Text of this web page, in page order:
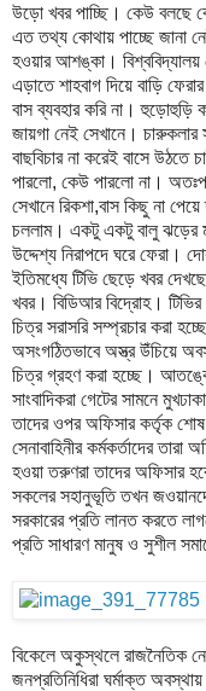
উড়ো খবর পাচ্ছি। কেউ বলছে
এত তথ্য কোথায় পাচ্ছে জানা
হওয়ার আশঙ্কা। বিশ্ববিদ্যালয়
এড়াতে শাহবাগ দিয়ে বাড়ি
বাস ব্যবহার করি না। হুড়োহুড়ি
জায়গা নেই সেখানে। চারুকলার
বাছবিচার না করেই বাসে
পারলো, কেউ পারলো না।
সেখানে রিকশা,বাস কিছু না
চললাম। একটু একটু বালু ঝড়ের
উদ্দেশ্য নিরাপদে ঘরে ফেরা।
ইতিমধ্যে টিভি ছেড়ে খবর
খবর। বিডিআর বিদ্রোহ। টিভির
চিত্র সরাসরি সম্প্রচার করা
অসংগঠিতভাবে অস্ত্র উঁচিয়ে
চিত্র গ্রহণ করা হচ্ছে।
সাংবাদিকরা গেটের সামনে
তাদের ওপর অফিসার কর্তৃক
সেনাবাহিনীর কর্মকর্তাদের
হওয়া তরুণরা তাদের অফিসার
সকলের সহানুভূতি তখন
সরকারের প্রতি লানত করতে
প্রতি সাধারণ মানুষ ও সুশীল
বিকেলে অকুস্থলে রাজনৈতিক
জনপ্রতিনিধিরা ঘর্মাক্ত